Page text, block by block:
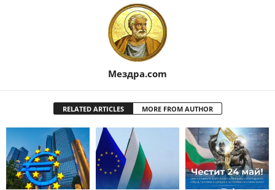
Мездра.com
RELATED ARTICLES MORE FROM AUTHOR